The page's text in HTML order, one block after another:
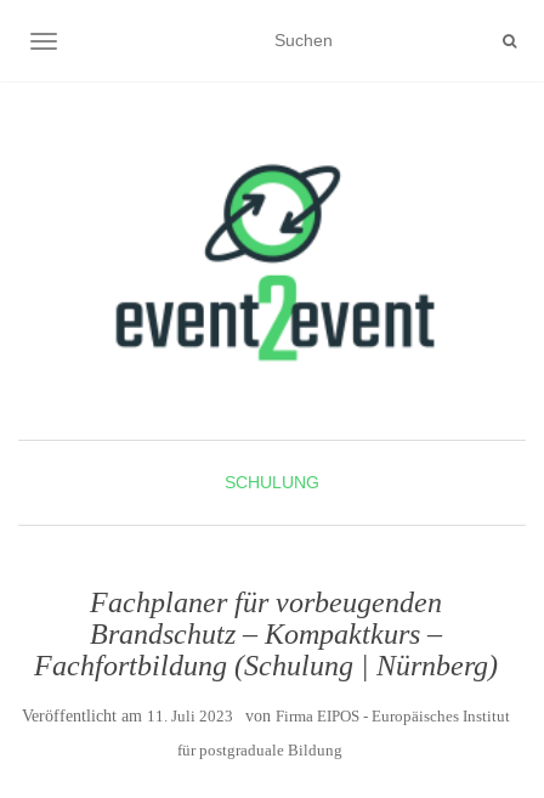
NAVIGATION UMSCHALTEN
SCHULUNG
Fachplaner für vorbeugenden
Brandschutz – Kompaktkurs –
Fachfortbildung (Schulung | Nürnberg)
Veröffentlicht am 11. Juli 2023 von Firma EIPOS - Europäisches Institut
für postgraduale Bildung